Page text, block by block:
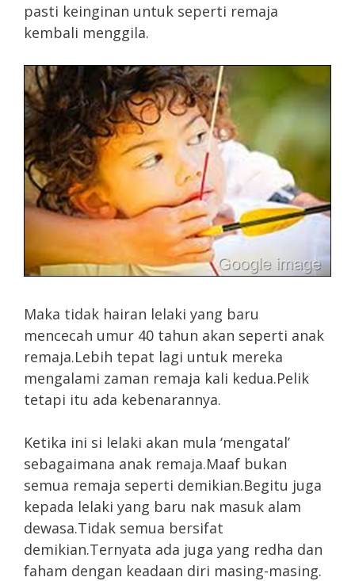
pasti keinginan untuk seperti remaja
kembali menggila.
Maka tidak hairan lelaki yang baru
mencecah umur 40 tahun akan seperti anak
remaja.Lebih tepat lagi untuk mereka
mengalami zaman remaja kali kedua.Pelik
tetapi itu ada kebenarannya.
Ketika ini si lelaki akan mula ‘mengatal’
sebagaimana anak remaja.Maaf bukan
semua remaja seperti demikian.Begitu juga
kepada lelaki yang baru nak masuk alam
dewasa.Tidak semua bersifat
demikian.Ternyata ada juga yang redha dan
faham dengan keadaan diri masing-masing.